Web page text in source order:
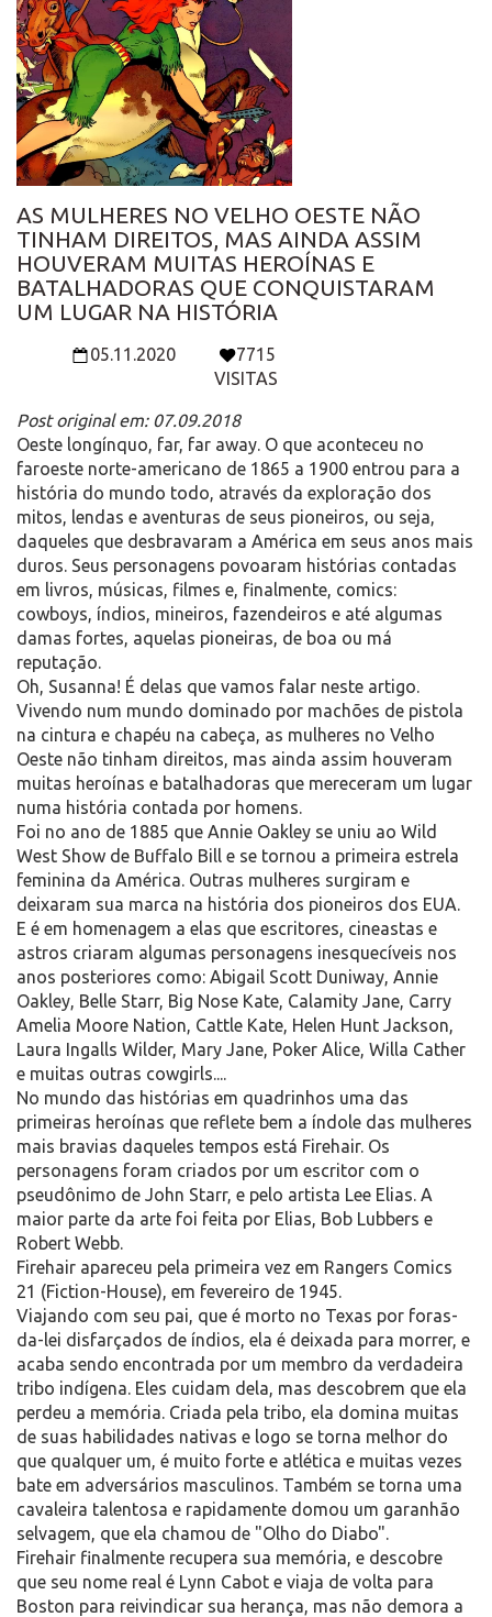
AS MULHERES NO VELHO OESTE NÃO
TINHAM DIREITOS, MAS AINDA ASSIM
HOUVERAM MUITAS HEROÍNAS E
BATALHADORAS QUE CONQUISTARAM
UM LUGAR NA HISTÓRIA
05.11.2020
7715
VISITAS
Post original em: 07.09.2018
Oeste longínquo, far, far away. O que aconteceu no
faroeste norte-americano de 1865 a 1900 entrou para a
história do mundo todo, através da exploração dos
mitos, lendas e aventuras de seus pioneiros, ou seja,
daqueles que desbravaram a América em seus anos mais
duros. Seus personagens povoaram histórias contadas
em livros, músicas, filmes e, finalmente, comics:
cowboys, índios, mineiros, fazendeiros e até algumas
damas fortes, aquelas pioneiras, de boa ou má
reputação.
Oh, Susanna! É delas que vamos falar neste artigo.
Vivendo num mundo dominado por machões de pistola
na cintura e chapéu na cabeça, as mulheres no Velho
Oeste não tinham direitos, mas ainda assim houveram
muitas heroínas e batalhadoras que mereceram um lugar
numa história contada por homens.
Foi no ano de 1885 que Annie Oakley se uniu ao Wild
West Show de Buffalo Bill e se tornou a primeira estrela
feminina da América. Outras mulheres surgiram e
deixaram sua marca na história dos pioneiros dos EUA.
E é em homenagem a elas que escritores, cineastas e
astros criaram algumas personagens inesquecíveis nos
anos posteriores como: Abigail Scott Duniway, Annie
Oakley, Belle Starr, Big Nose Kate, Calamity Jane, Carry
Amelia Moore Nation, Cattle Kate, Helen Hunt Jackson,
Laura Ingalls Wilder, Mary Jane, Poker Alice, Willa Cather
e muitas outras cowgirls....
No mundo das histórias em quadrinhos uma das
primeiras heroínas que reflete bem a índole das mulheres
mais bravias daqueles tempos está Firehair. Os
personagens foram criados por um escritor com o
pseudônimo de John Starr, e pelo artista Lee Elias. A
maior parte da arte foi feita por Elias, Bob Lubbers e
Robert Webb.
Firehair apareceu pela primeira vez em Rangers Comics
21 (Fiction-House), em fevereiro de 1945.
Viajando com seu pai, que é morto no Texas por foras-
da-lei disfarçados de índios, ela é deixada para morrer, e
acaba sendo encontrada por um membro da verdadeira
tribo indígena. Eles cuidam dela, mas descobrem que ela
perdeu a memória. Criada pela tribo, ela domina muitas
de suas habilidades nativas e logo se torna melhor do
que qualquer um, é muito forte e atlética e muitas vezes
bate em adversários masculinos. Também se torna uma
cavaleira talentosa e rapidamente domou um garanhão
selvagem, que ela chamou de "Olho do Diabo".
Firehair finalmente recupera sua memória, e descobre
que seu nome real é Lynn Cabot e viaja de volta para
Boston para reivindicar sua herança, mas não demora a